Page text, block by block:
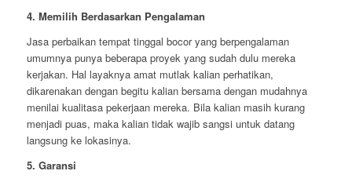
4. Memilih Berdasarkan Pengalaman
Jasa perbaikan tempat tinggal bocor yang berpengalaman
umumnya punya beberapa proyek yang sudah dulu mereka
kerjakan. Hal layaknya amat mutlak kalian perhatikan,
dikarenakan dengan begitu kalian bersama dengan mudahnya
menilai kualitasa pekerjaan mereka. Bila kalian masih kurang
menjadi puas, maka kalian tidak wajib sangsi untuk datang
langsung ke lokasinya.
5. Garansi